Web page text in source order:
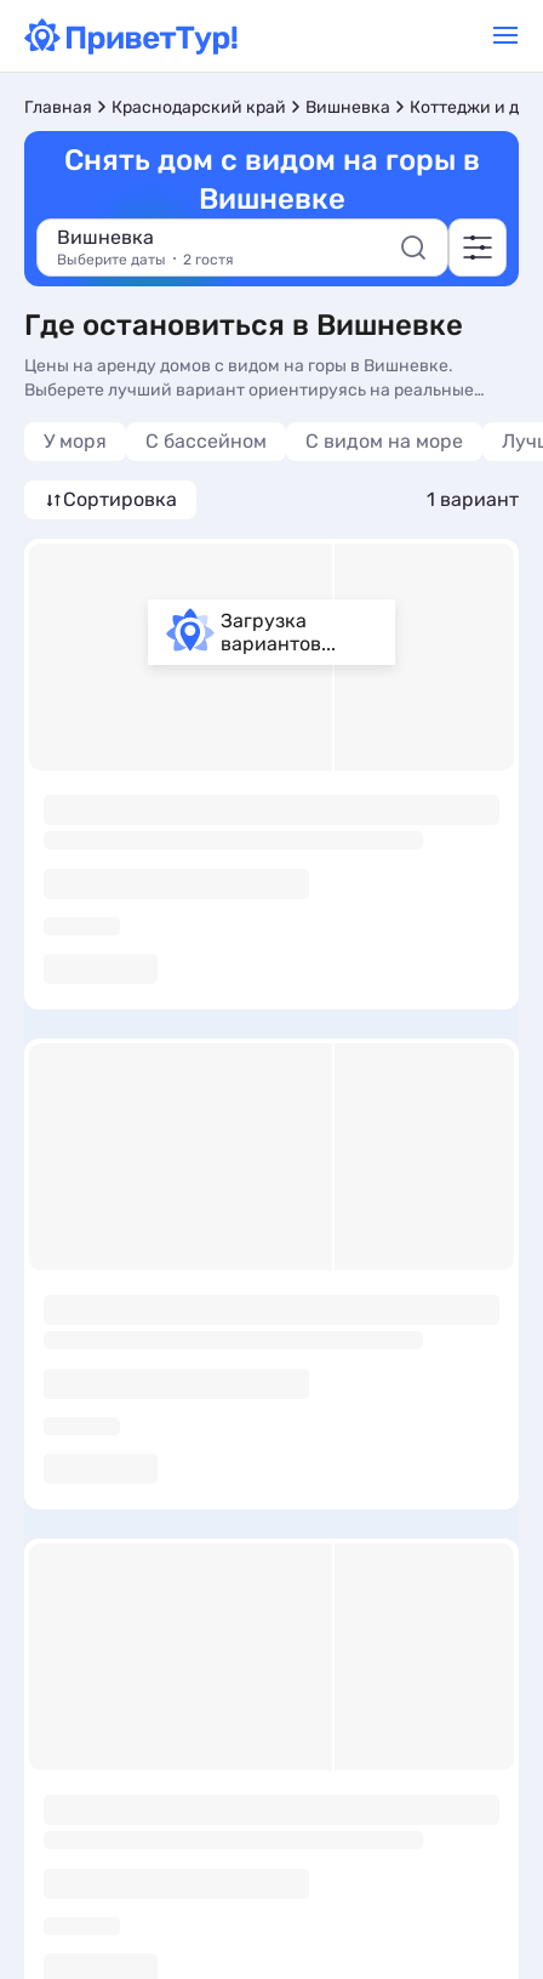
Главная Краснодарский край Вишневка Коттеджи и
Снять дом с видом на горы в
Вишневке
Вишневка
Выберите даты 2 гостя
Где остановиться в Вишневке
Цены на аренду домов с видом на горы в Вишневке.
Выберете лучший вариант ориентируясь на реальные
У моря С бассейном С видом на море
Сортировка 1 вариант
Загрузка
вариантов...